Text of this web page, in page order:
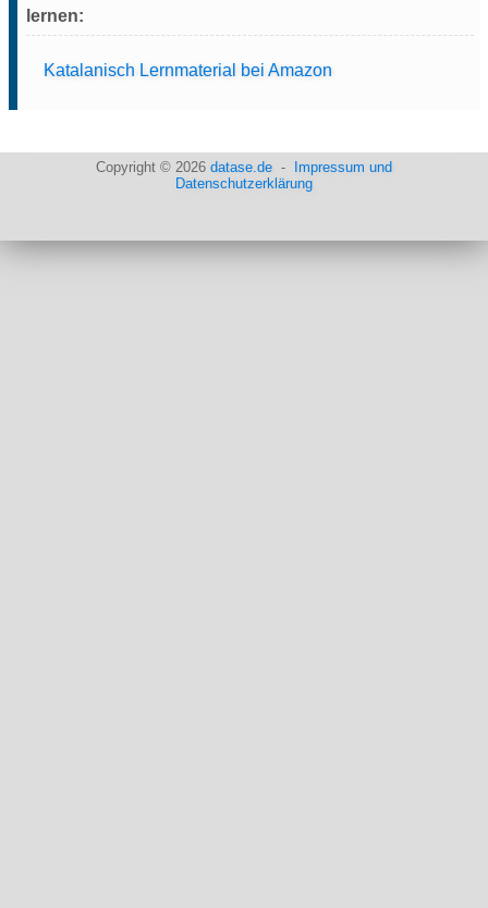
lernen:
Katalanisch Lernmaterial bei Amazon
Copyright © 2026 datase.de -
Impressum und
Datenschutzerklärung